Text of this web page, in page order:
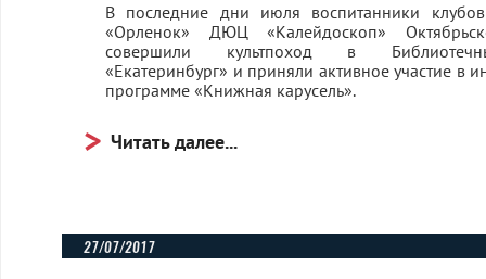
В последние дни июля воспитанники
«Орленок» ДЮЦ «Калейдоскоп»
совершили культпоход в
«Екатеринбург» и приняли активное участие в
программе «Книжная карусель».
Читать далее...
27/07/2017